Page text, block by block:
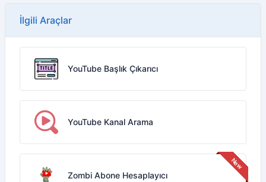
İlgili Araçlar
YouTube Başlık Çıkarıcı
YouTube Kanal Arama
Zombi Abone Hesaplayıcı